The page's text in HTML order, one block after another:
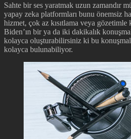
Sahte bir ses yaratmak uzun zamandır
yapay zeka platformları bunu önemsiz
hizmet, çok az kısıtlama veya gözetimle
Biden’ın bir ya da iki dakikalık
kolayca oluşturabilirsiniz ki bu
kolayca bulunabiliyor.